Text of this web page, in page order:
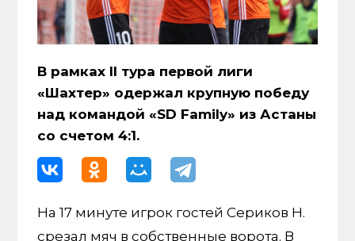
В рамках II тура первой лиги
«Шахтер» одержал крупную победу
над командой «SD Family» из Астаны
со счетом 4:1.
На 17 минуте игрок гостей Сериков Н.
срезал мяч в собственные ворота. В